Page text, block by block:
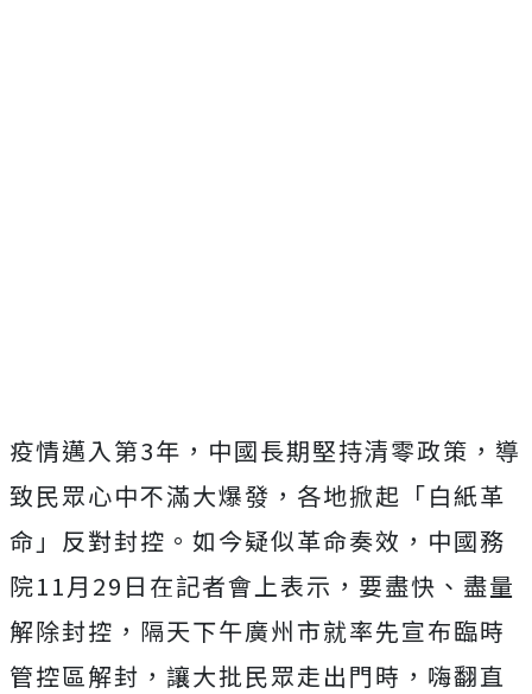
疫情邁入第3年，中國長期堅持清零政策，導
致民眾心中不滿大爆發，各地掀起「白紙革
命」反對封控。如今疑似革命奏效，中國務
院11月29日在記者會上表示，要盡快、盡量
解除封控，隔天下午廣州市就率先宣布臨時
管控區解封，讓大批民眾走出門時，嗨翻直